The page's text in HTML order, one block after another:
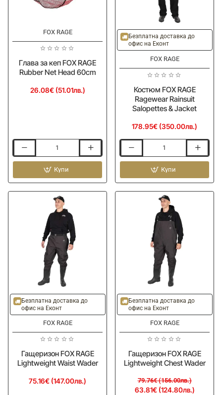
FOX RAGE
Глава за кеп FOX RAGE
Rubber Net Head 60cm
26.08€ (51.01лв.)
за
FOX
RAGE
Купи
Безплатна доставка до
офис на Еконт
FOX RAGE
Костюм FOX RAGE
Ragewear Rainsuit
Salopettes & Jacket
178.95€ (350.00лв.)
FOX
Ragewear
Rainsuit
Купи
Безплатна доставка до
офис на Еконт
FOX RAGE
Гащеризон FOX RAGE
Lightweight Waist Wader
75.16€ (147.00лв.)
-20%
Безплатна доставка до
офис на Еконт
FOX RAGE
Гащеризон FOX RAGE
Lightweight Chest Wader
63.81€ (124.80лв.)
79.76€ (156.00лв.)